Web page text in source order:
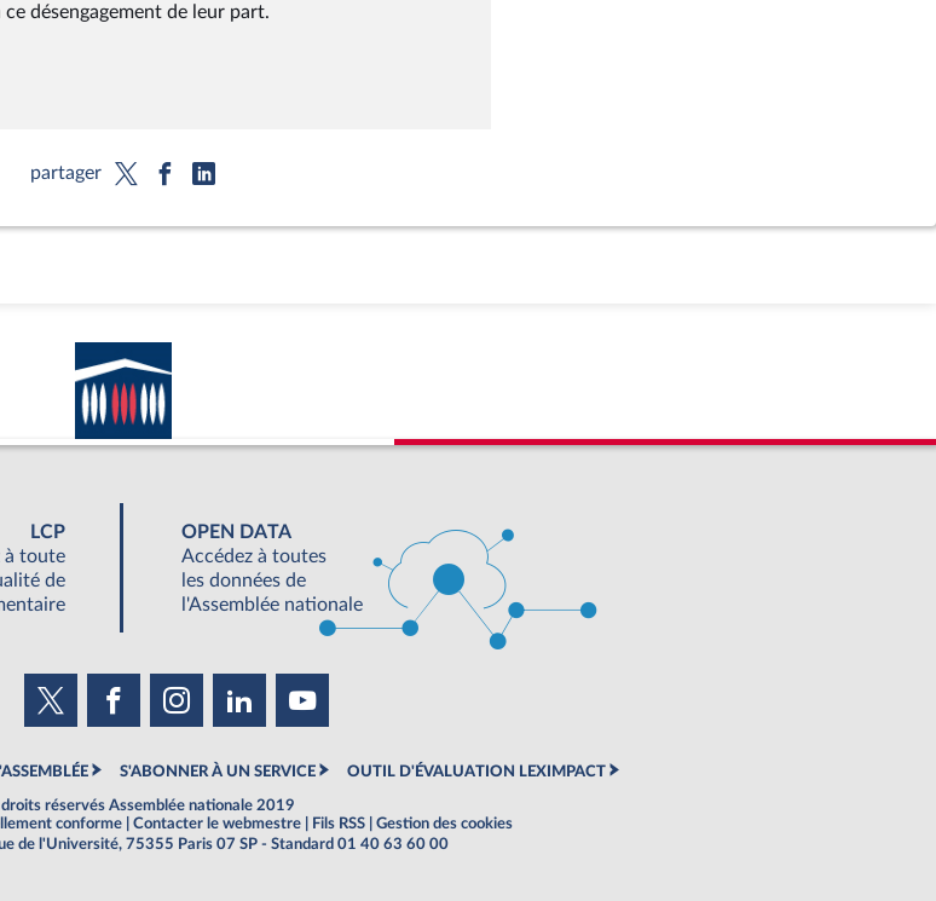
désengagement de leur part.
partager
LCP
à toute
de
OPEN DATA
Accédez à toutes
les données de
l'Assemblée nationale
S'ABONNER À UN SERVICE OUTIL D'ÉVALUATION LEXIMPACT
réservés Assemblée nationale 2019
conforme Contacter le webmestre Fils RSS
Gestion des cookies
de l'Université, 75355 Paris 07 SP - Standard 01 40 63 60 00